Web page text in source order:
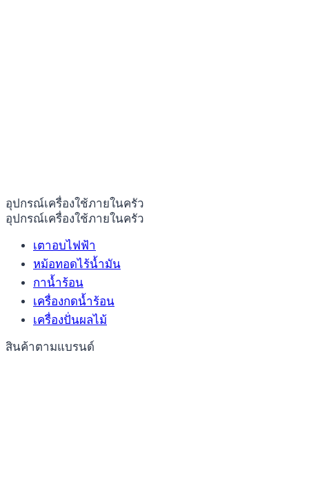
อุปกรณ์เครื่องใช้ภายในครัว
อุปกรณ์เครื่องใช้ภายในครัว
เตาอบไฟฟ้า
หม้อทอดไร้น้ำมัน
กาน้ำร้อน
เครื่องกดน้ำร้อน
เครื่องปั่นผลไม้
สินค้าตามแบรนด์